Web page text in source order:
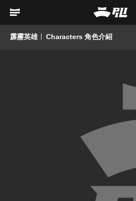
霹靂英雄 Characters 角色介紹